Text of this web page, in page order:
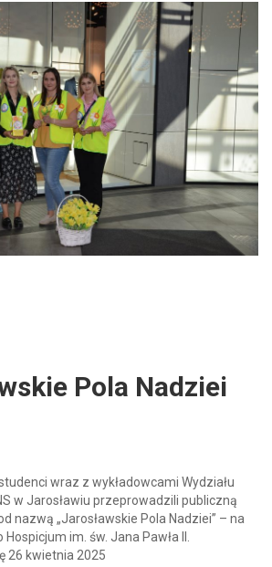
Pola Nadziei
wraz z wykładowcami Wydziału
w Jarosławiu przeprowadzili publiczną
nazwą „Jarosławskie Pola Nadziei” – na
im. św. Jana Pawła II.
26 kwietnia 2025